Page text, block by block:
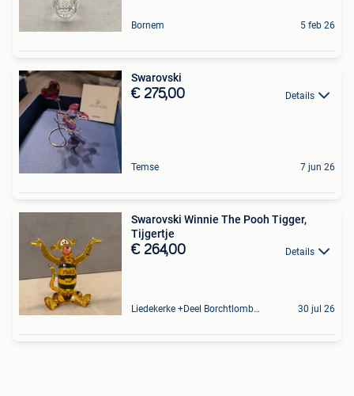
Bornem 5 feb 26
Swarovski
€ 275,00 Details
Temse 7 jun 26
Swarovski Winnie The Pooh Tigger,
Tijgertje
€ 264,00 Details
Liedekerke +Deel Borchtlombeek 30 jul 26